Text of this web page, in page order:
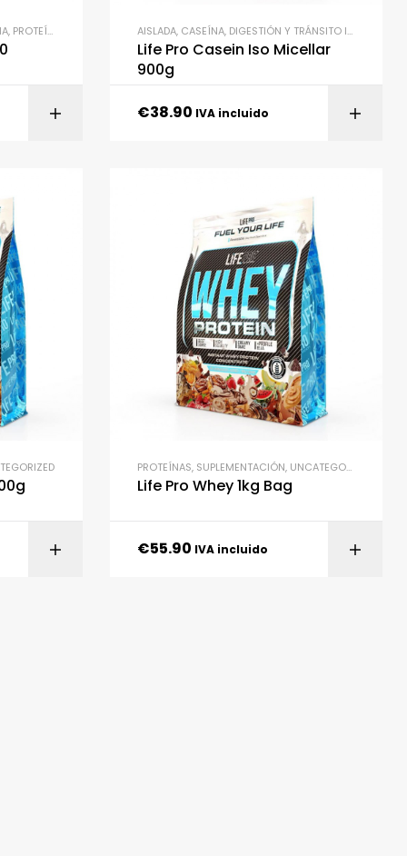
, PROTEÍNAS SALUD Y BIENESTAR,SUPLEMENTACIÓN
AÑADIR AL CARRITO
AISLADA, CASEÍNA, DIGESTIÓN Y TRÁNSITO INTESTINAL
Life Pro Casein Iso Micellar
900g
€38.90 IVA incluido
SELECCIONAR OPCIONES
PROTEÍNAS, SUPLEMENTACIÓN, UNCATEGORIZED
Life Pro Whey 1kg Bag
€55.90 IVA incluido